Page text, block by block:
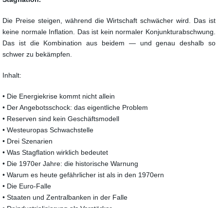
Die Preise steigen, während die Wirtschaft schwächer wird. Das ist
keine normale Inflation. Das ist kein normaler Konjunkturabschwung.
Das ist die Kombination aus beidem — und genau deshalb so
schwer zu bekämpfen.
Inhalt:
• Die Energiekrise kommt nicht allein
• Der Angebotsschock: das eigentliche Problem
• Reserven sind kein Geschäftsmodell
• Westeuropas Schwachstelle
• Drei Szenarien
• Was Stagflation wirklich bedeutet
• Die 1970er Jahre: die historische Warnung
• Warum es heute gefährlicher ist als in den 1970ern
• Die Euro-Falle
• Staaten und Zentralbanken in der Falle